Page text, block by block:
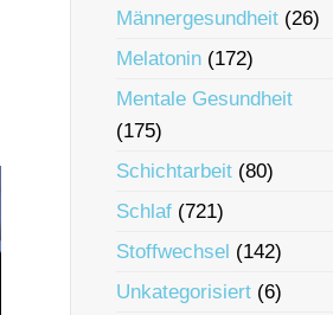
Männergesundheit (26)
Melatonin (172)
Mentale Gesundheit
(175)
Schichtarbeit (80)
Schlaf (721)
Stoffwechsel (142)
Unkategorisiert (6)